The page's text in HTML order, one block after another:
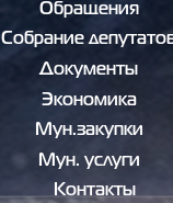
Обращения
Собрание
Документы
Экономика
Мун.закупки
Мун. услуги
Контакты